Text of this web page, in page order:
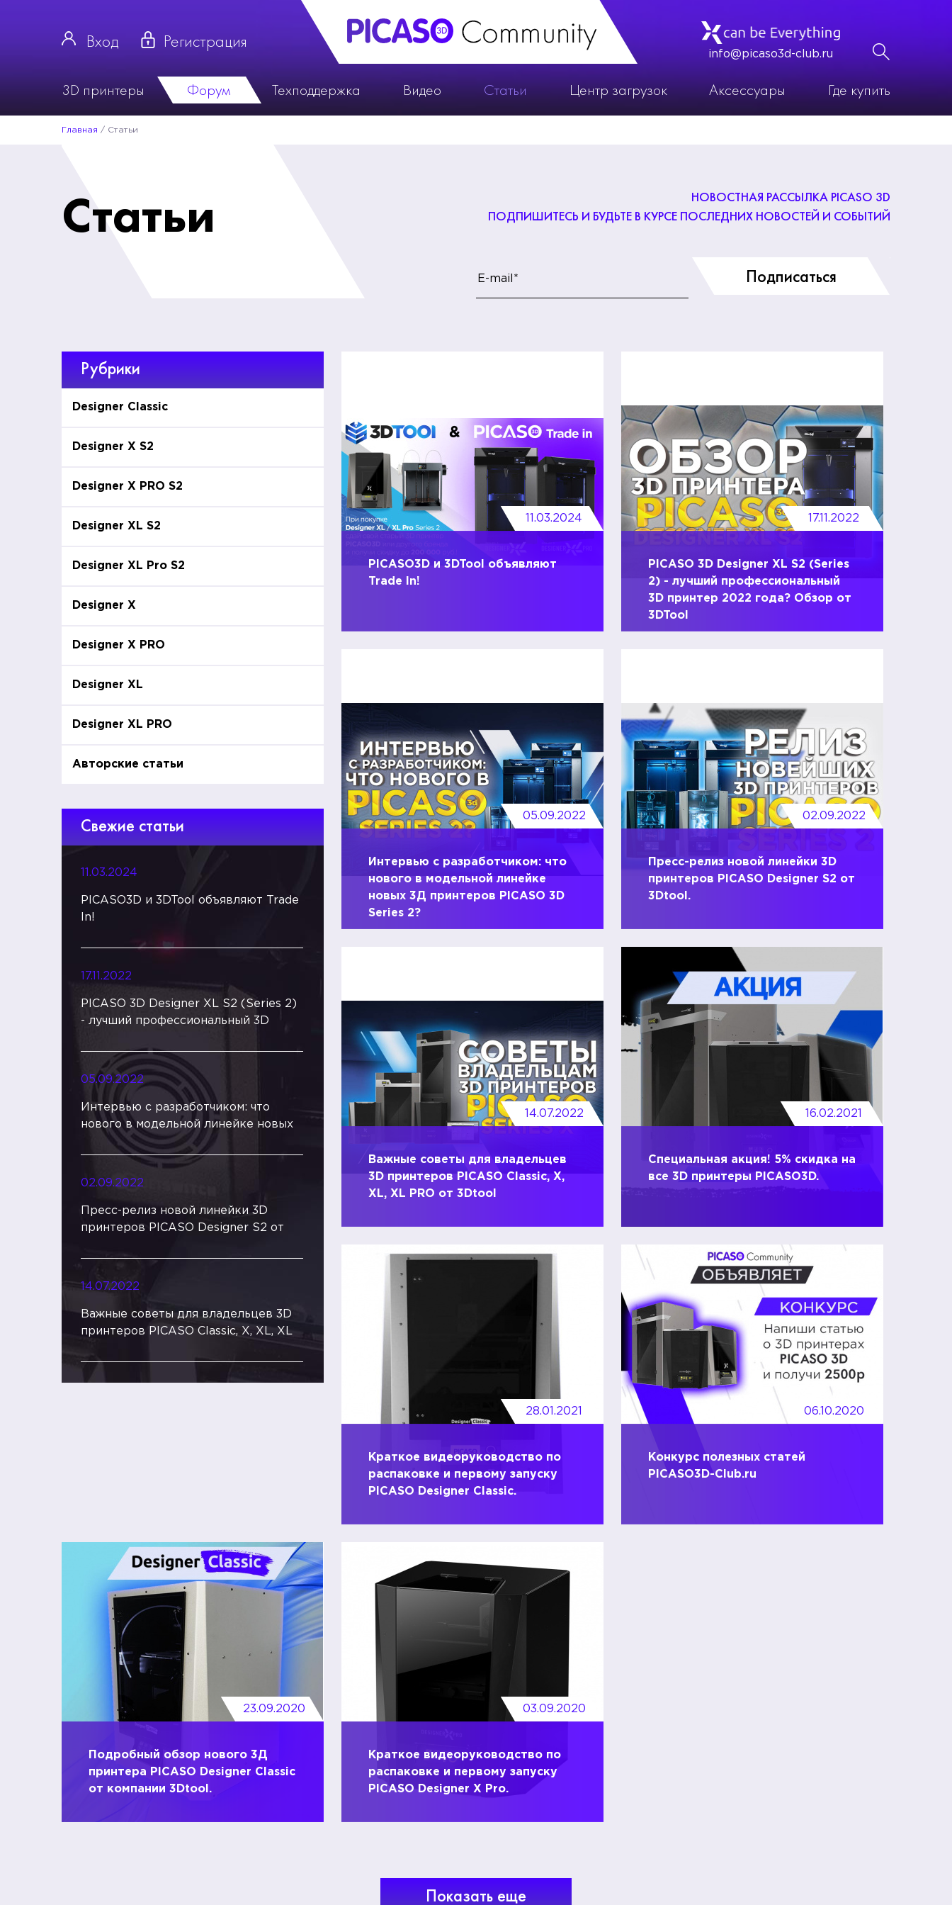
Вход Регистрация
info@picaso3d-club.ru
3D принтеры Форум Техподдержка Видео Статьи Центр загрузок Аксессуары Где купить
Главная / Статьи
Статьи
НОВОСТНАЯ РАССЫЛКА PICASO 3D
ПОДПИШИТЕСЬ И БУДЬТЕ В КУРСЕ ПОСЛЕДНИХ НОВОСТЕЙ И СОБЫТИЙ
Рубрики
Designer Classic
Designer X S2
Designer X PRO S2
Designer XL S2
Designer XL Pro S2
Designer X
Designer X PRO
Designer XL
Designer XL PRO
Авторские статьи
Свежие статьи
11.03.2024
PICASO3D и 3DTool объявляют Trade
In!
17.11.2022
PICASO 3D Designer XL S2 (Series 2)
- лучший профессиональный 3D
05.09.2022
Интервью с разработчиком: что
нового в модельной линейке новых
3Д принтеров PICASO 3D Series 2?
02.09.2022
Пресс-релиз новой линейки 3D
принтеров PICASO Designer S2 от
14.07.2022
Важные советы для владельцев 3D
принтеров PICASO Classic, X, XL, XL
11.03.2024
PICASO3D и 3DTool объявляют
Trade In!
17.11.2022
PICASO 3D Designer XL S2 (Series
2) - лучший профессиональный
3D принтер 2022 года? Обзор от
3DTool
05.09.2022
Интервью с разработчиком: что
нового в модельной линейке
новых 3Д принтеров PICASO 3D
Series 2?
02.09.2022
Пресс-релиз новой линейки 3D
принтеров PICASO Designer S2 от
3Dtool.
14.07.2022
Важные советы для владельцев
3D принтеров PICASO Classic, X,
XL, XL PRO от 3Dtool
16.02.2021
Специальная акция! 5% скидка на
все 3D принтеры PICASO3D.
28.01.2021
Краткое видеоруководство по
распаковке и первому запуску
PICASO Designer Classic.
06.10.2020
Конкурс полезных статей
PICASO3D-Club.ru
23.09.2020
Подробный обзор нового 3Д
принтера PICASO Designer Classic
от компании 3Dtool.
03.09.2020
Краткое видеоруководство по
распаковке и первому запуску
PICASO Designer X Pro.
Показать еще